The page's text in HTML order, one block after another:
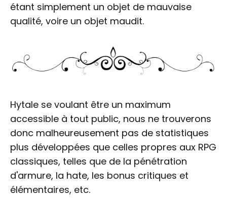
étant simplement un objet de mauvaise
qualité, voire un objet maudit.
Hytale se voulant être un maximum
accessible à tout public, nous ne trouverons
donc malheureusement pas de statistiques
plus développées que celles propres aux RPG
classiques, telles que de la pénétration
d'armure, la hate, les bonus critiques et
élémentaires, etc.